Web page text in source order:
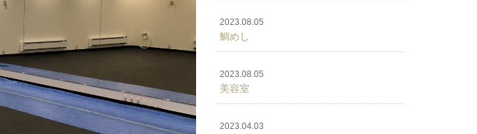
2023.08.05
鯛めし
2023.08.05
美容室
2023.04.03